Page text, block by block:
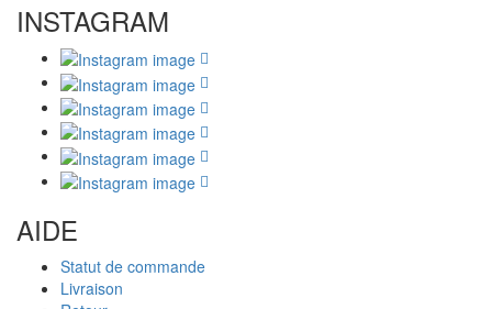
INSTAGRAM
AIDE
Statut de commande
Livraison